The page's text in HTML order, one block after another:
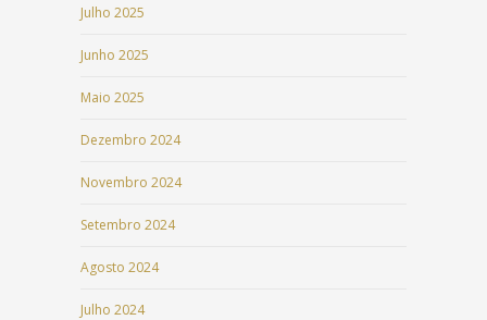
Julho 2025
Junho 2025
Maio 2025
Dezembro 2024
Novembro 2024
Setembro 2024
Agosto 2024
Julho 2024